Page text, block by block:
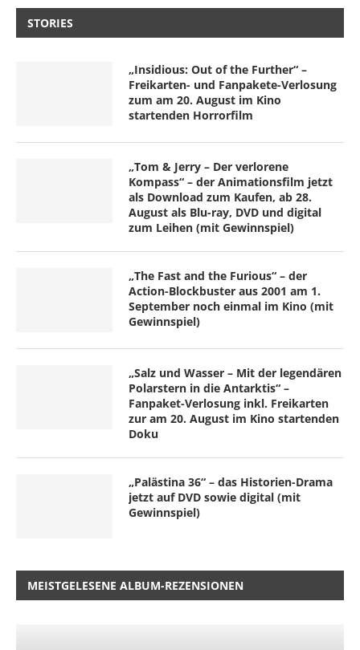
STORIES
„Insidious: Out of the Further“ –
Freikarten- und Fanpakete-Verlosung
zum am 20. August im Kino
startenden Horrorfilm
„Tom & Jerry – Der verlorene
Kompass“ – der Animationsfilm jetzt
als Download zum Kaufen, ab 28.
August als Blu-ray, DVD und digital
zum Leihen (mit Gewinnspiel)
„The Fast and the Furious“ – der
Action-Blockbuster aus 2001 am 1.
September noch einmal im Kino (mit
Gewinnspiel)
„Salz und Wasser – Mit der legendären
Polarstern in die Antarktis“ –
Fanpaket-Verlosung inkl. Freikarten
zur am 20. August im Kino startenden
Doku
„Palästina 36“ – das Historien-Drama
jetzt auf DVD sowie digital (mit
Gewinnspiel)
MEISTGELESENE ALBUM-REZENSIONEN